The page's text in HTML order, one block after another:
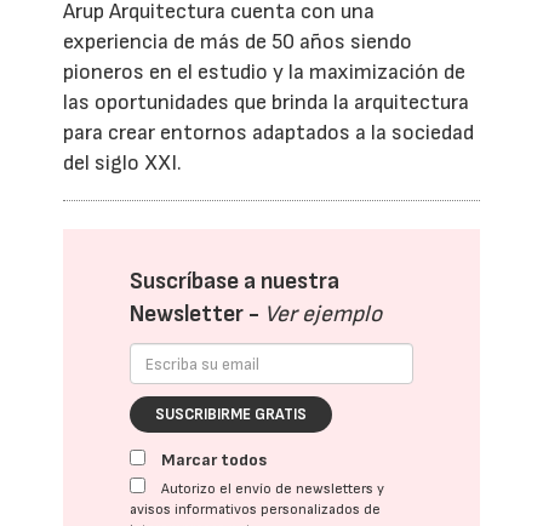
Arup Arquitectura cuenta con una
experiencia de más de 50 años siendo
pioneros en el estudio y la maximización de
las oportunidades que brinda la arquitectura
para crear entornos adaptados a la sociedad
del siglo XXI.
Suscríbase a nuestra
Newsletter - Ver ejemplo
SUSCRIBIRME GRATIS
Marcar todos
Autorizo el envío de newsletters y
avisos informativos personalizados de